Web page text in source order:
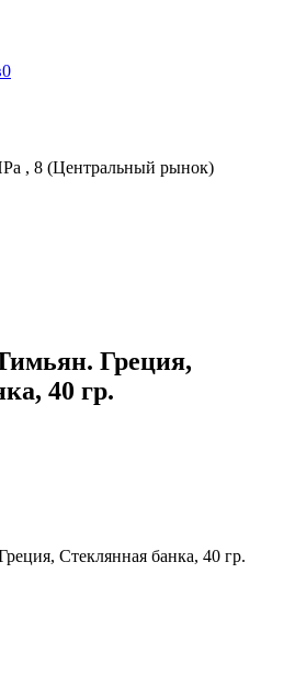
0
, 8 (Центральный рынок)
Греция,
40 гр.
Стеклянная банка, 40 гр.